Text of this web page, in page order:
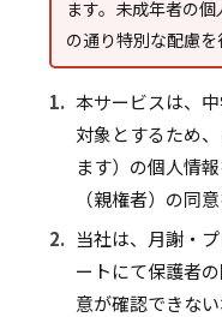
ます。未成年者の
の通り特別な配慮を
1. 本サービスは、
対象とするため
ます）の個人情
（親権者）の同
2. 当社は、月謝・
ートにて保護者
意が確認できな